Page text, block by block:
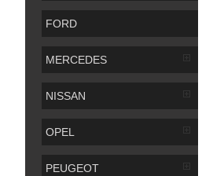
FORD
MERCEDES
NISSAN
OPEL
PEUGEOT